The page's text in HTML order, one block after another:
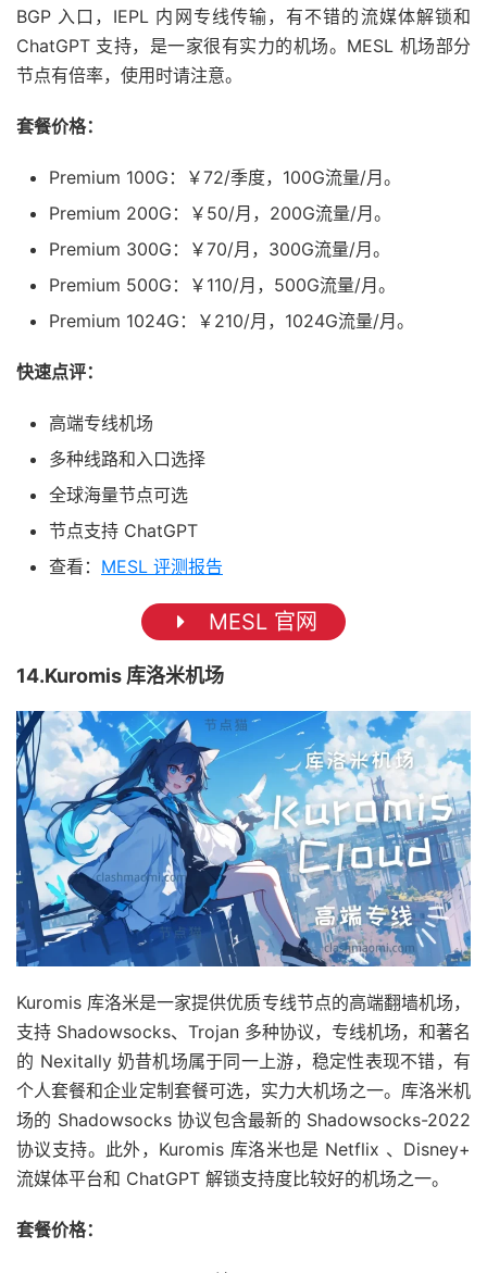
BGP 入口，IEPL 内网专线传输，有不错的流媒体解锁和
ChatGPT 支持，是一家很有实力的机场。MESL 机场部分
节点有倍率，使用时请注意。
套餐价格：
Premium 100G：￥72/季度，100G流量/月。
Premium 200G：￥50/月，200G流量/月。
Premium 300G：￥70/月，300G流量/月。
Premium 500G：￥110/月，500G流量/月。
Premium 1024G：￥210/月，1024G流量/月。
快速点评：
高端专线机场
多种线路和入口选择
全球海量节点可选
节点支持 ChatGPT
查看： MESL 评测报告
MESL 官网
14.Kuromis 库洛米机场
Kuromis 库洛米是一家提供优质专线节点的高端翻墙机场，
支持 Shadowsocks、Trojan 多种协议，专线机场，和著名
的 Nexitally 奶昔机场属于同一上游，稳定性表现不错，有
个人套餐和企业定制套餐可选，实力大机场之一。库洛米机
场的 Shadowsocks 协议包含最新的 Shadowsocks-2022
协议支持。此外，Kuromis 库洛米也是 Netflix 、Disney+
流媒体平台和 ChatGPT 解锁支持度比较好的机场之一。
套餐价格：